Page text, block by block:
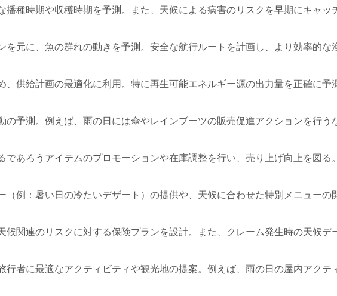
種時期や収穫時期を予測。また、天候による病害のリスクを早期にキャッ
元に、魚の群れの動きを予測。安全な航行ルートを計画し、より効率的な
供給計画の最適化に利用。特に再生可能エネルギー源の出力量を正確に予
予測。例えば、雨の日には傘やレインブーツの販売促進アクションを行う
あろうアイテムのプロモーションや在庫調整を行い、売り上げ向上を図る。
例：暑い日の冷たいデザート）の提供や、天候に合わせた特別メニューの
関連のリスクに対する保険プランを設計。また、クレーム発生時の天候デ
者に最適なアクティビティや観光地の提案。例えば、雨の日の屋内アクテ